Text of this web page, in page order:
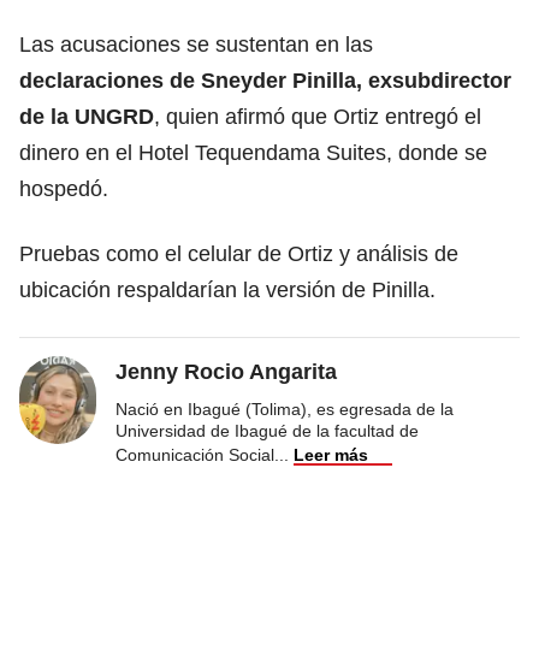
Las acusaciones se sustentan en las
declaraciones de Sneyder Pinilla, exsubdirector
de la UNGRD, quien afirmó que Ortiz entregó el
dinero en el Hotel Tequendama Suites, donde se
hospedó.
Pruebas como el celular de Ortiz y análisis de
ubicación respaldarían la versión de Pinilla.
Jenny Rocio Angarita
Nació en Ibagué (Tolima), es egresada de la
Universidad de Ibagué de la facultad de
Comunicación Social
Leer más